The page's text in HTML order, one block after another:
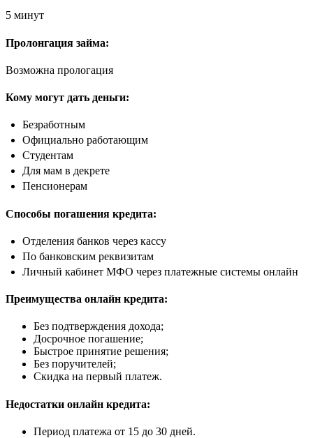
5 минут
Пролонгация займа:
Возможна прологация
Кому могут дать деньги:
Безработным
Официально работающим
Студентам
Для мам в декрете
Пенсионерам
Способы погашения кредита:
Отделения банков через кассу
По банковским реквизитам
Личный кабинет МФО через платежные системы онлайн
Преимущества онлайн кредита:
Без подтверждения дохода;
Досрочное погашение;
Быстрое принятие решения;
Без поручителей;
Скидка на первый платеж.
Недостатки онлайн кредита:
Период платежа от 15 до 30 дней.